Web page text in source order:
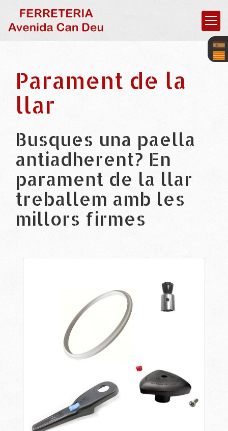
Parament de la
llar
Busques una paella
antiadherent? En
parament de la llar
treballem amb les
millors firmes